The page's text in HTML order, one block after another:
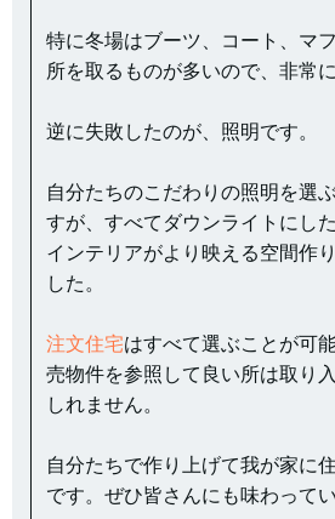
特に冬場はブーツ、コート、マ
所を取るものが多いので、非常
逆に失敗したのが、照明です。
自分たちのこだわりの照明を選
すが、すべてダウンライトにし
インテリアがより映える空間作
した。
注文住宅はすべて選ぶことが可
売物件を参照して良い所は取り
しれません。
自分たちで作り上げて我が家に
です。ぜひ皆さんにも味わって